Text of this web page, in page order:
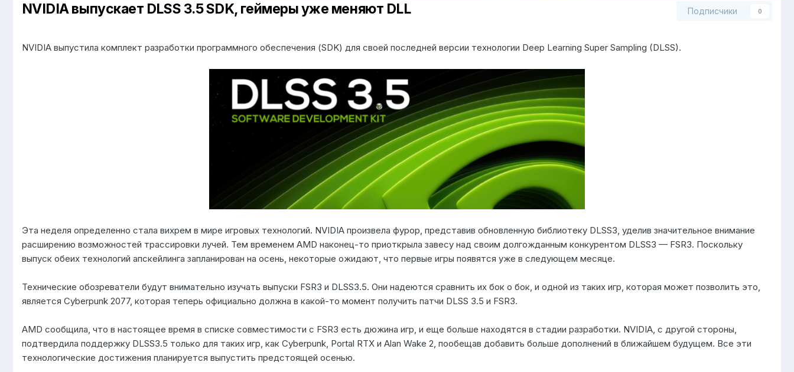
NVIDIA выпускает DLSS 3.5 SDK, геймеры уже меняют DLL Подписчики 0
NVIDIA выпустила комплект разработки программного обеспечения (SDK) для своей последней версии технологии Deep Learning Super Sampling (DLSS).
Эта неделя определенно стала вихрем в мире игровых технологий. NVIDIA произвела фурор, представив обновленную библиотеку DLSS3, уделив значительное внимание
расширению возможностей трассировки лучей. Тем временем AMD наконец-то приоткрыла завесу над своим долгожданным конкурентом DLSS3 — FSR3. Поскольку
выпуск обеих технологий апскейлинга запланирован на осень, некоторые ожидают, что первые игры появятся уже в следующем месяце.
Технические обозреватели будут внимательно изучать выпуски FSR3 и DLSS3.5. Они надеются сравнить их бок о бок, и одной из таких игр, которая может позволить это,
является Cyberpunk 2077, которая теперь официально должна в какой-то момент получить патчи DLSS 3.5 и FSR3.
AMD сообщила, что в настоящее время в списке совместимости с FSR3 есть дюжина игр, и еще больше находятся в стадии разработки. NVIDIA, с другой стороны,
подтвердила поддержку DLSS3.5 только для таких игр, как Cyberpunk, Portal RTX и Alan Wake 2, пообещав добавить больше дополнений в ближайшем будущем. Все эти
технологические достижения планируется выпустить предстоящей осенью.